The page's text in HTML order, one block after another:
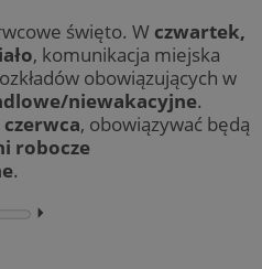
święto. W czwartek,
, komunikacja miejska
obowiązujących w
niewakacyjne.
, obowiązywać będą
robocze
.
⏵︎